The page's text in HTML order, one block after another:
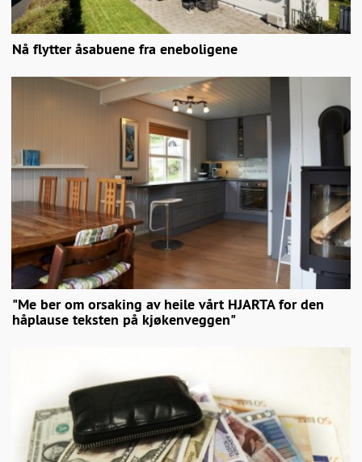
Nå flytter åsabuene fra eneboligene
"Me ber om orsaking av heile vårt HJARTA for den
håplause teksten på kjøkenveggen"